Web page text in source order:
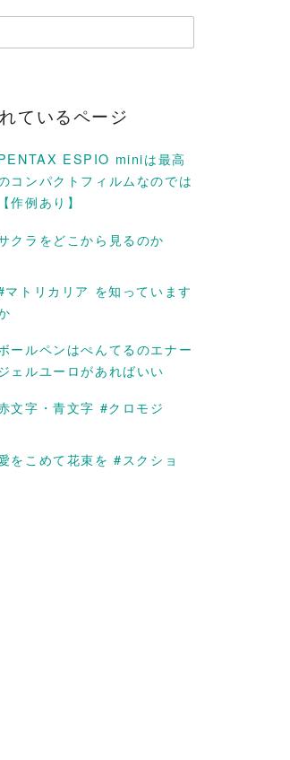
READ MORE
植物ブログの管理人がやっ
ている、知らない花の名前
をGoogleする方法 #ミゾ
ソバ
ているページ
ESPIO miniは最高
コンパクトフィルムなのでは
【作例あり】
クラをどこから見るのか
マトリカリア を知っています
ールペンはぺんてるのエナー
ェルユーロがあればいい
文字・青文字 #クロモジ
をこめて花束を #スクショ